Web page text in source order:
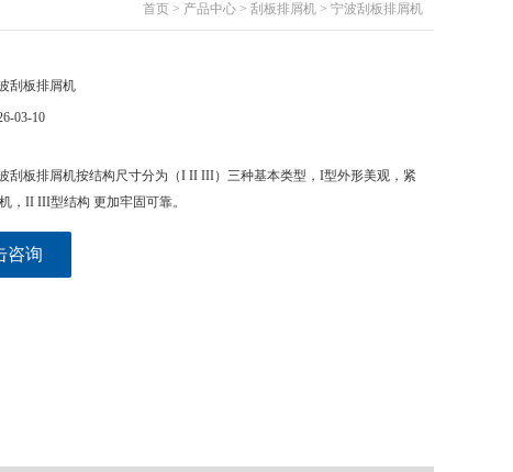
首页 > 产品中心 > 刮板排屑机 > 宁波刮板排屑机
刮板排屑机
03-10
刮板排屑机按结构尺寸分为（I II III）三种基本类型，I型外形美观，紧
，II III型结构 更加牢固可靠。
咨询